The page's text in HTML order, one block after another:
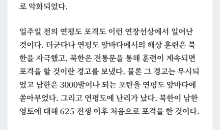
로 악화되었다.
일주일 전의 연평도 포격도 이런 연장선상에서 일어난
것이다. 더군다나 연평도 앞바다에서의 해상 훈련은 북
한을 자극했고, 북한은 전통문을 통해 훈련이 계속되면
포격을 할 것이란 경고를 보냈다. 물론 그 경고는 무시되
었고 남한은 3000발이나 되는 포탄을 연평도 앞바다에
쏟아부었다. 그리고 연평도에 난리가 났다. 북한이 남한
영토에 대해 625 전쟁 이후 처음으로 포격을 한 것이다.